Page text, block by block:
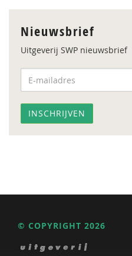
Nieuwsbrief
Uitgeverij SWP nieuwsbrief
© COPYRIGHT 2026